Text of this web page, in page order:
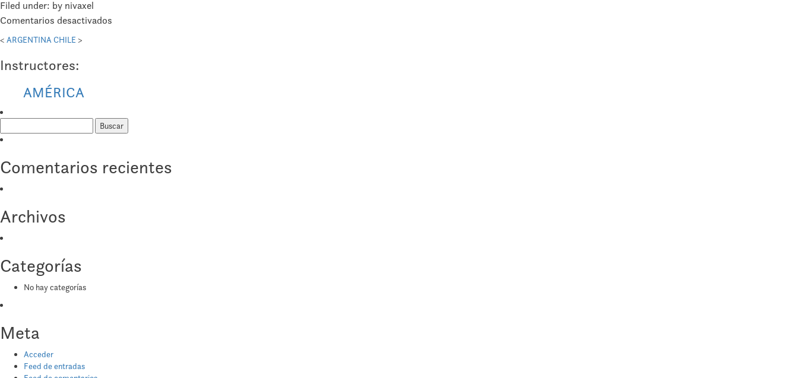
Filed under: by nivaxel
Comentarios desactivados
< ARGENTINACHILE >
Instructores:
AMÉRICA
Comentarios recientes
Archivos
Categorías
No hay categorías
Meta
Acceder
Feed de entradas